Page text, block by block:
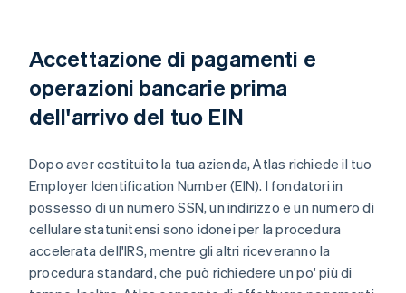
Accettazione di pagamenti e
operazioni bancarie prima
dell'arrivo del tuo EIN
Dopo aver costituito la tua azienda, Atlas richiede il tuo
Employer Identification Number (EIN). I fondatori in
possesso di un numero SSN, un indirizzo e un numero di
cellulare statunitensi sono idonei per la procedura
accelerata dell'IRS, mentre gli altri riceveranno la
procedura standard, che può richiedere un po' più di